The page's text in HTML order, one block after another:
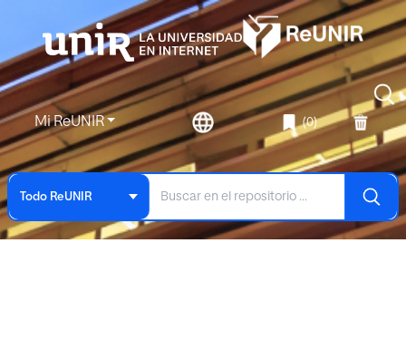
Mi ReUNIR (0)
Todo ReUNIR